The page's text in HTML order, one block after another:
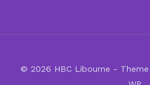
© 2026 HBC Libourne -